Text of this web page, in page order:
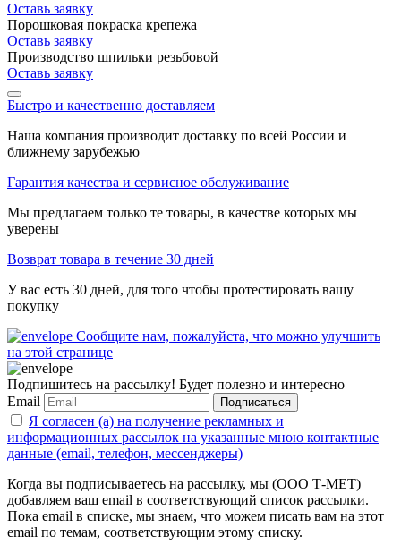
Оставь заявку
Порошковая покраска крепежа
Оставь заявку
Производство шпильки резьбовой
Оставь заявку
Быстро и качественно доставляем
Наша компания производит доставку по всей России и
ближнему зарубежью
Гарантия качества и сервисное обслуживание
Мы предлагаем только те товары, в качестве которых мы
уверены
Возврат товара в течение 30 дней
У вас есть 30 дней, для того чтобы протестировать вашу
покупку
Сообщите нам, пожалуйста, что можно улучшить
на этой странице
Подпишитесь на рассылку! Будет полезно и интересно
Email
Подписаться
Я согласен (а) на получение рекламных и
информационных рассылок на указанные мною контактные
данные (email, телефон, мессенджеры)
Когда вы подписываетесь на рассылку, мы (ООО Т-МЕТ)
добавляем ваш email в соответствующий список рассылки.
Пока email в списке, мы знаем, что можем писать вам на этот
email по темам, соответствующим этому списку.